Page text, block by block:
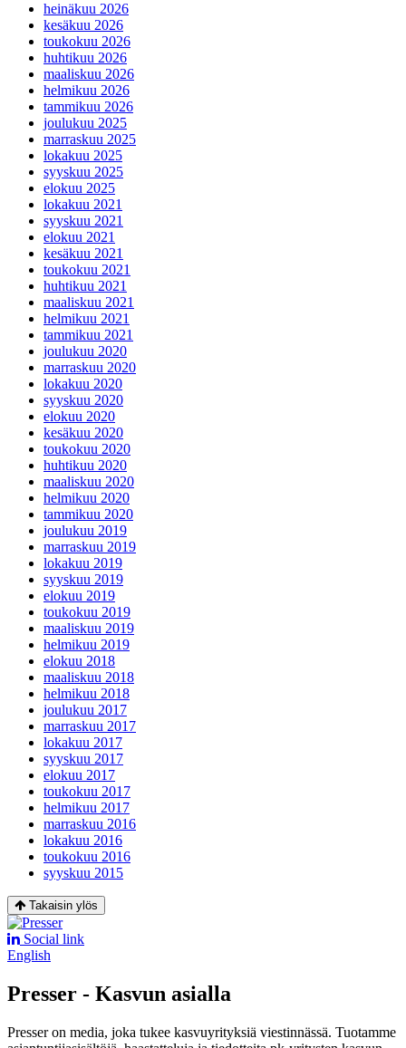
heinäkuu 2026
kesäkuu 2026
toukokuu 2026
huhtikuu 2026
maaliskuu 2026
helmikuu 2026
tammikuu 2026
joulukuu 2025
marraskuu 2025
lokakuu 2025
syyskuu 2025
elokuu 2025
lokakuu 2021
syyskuu 2021
elokuu 2021
kesäkuu 2021
toukokuu 2021
huhtikuu 2021
maaliskuu 2021
helmikuu 2021
tammikuu 2021
joulukuu 2020
marraskuu 2020
lokakuu 2020
syyskuu 2020
elokuu 2020
kesäkuu 2020
toukokuu 2020
huhtikuu 2020
maaliskuu 2020
helmikuu 2020
tammikuu 2020
joulukuu 2019
marraskuu 2019
lokakuu 2019
syyskuu 2019
elokuu 2019
toukokuu 2019
maaliskuu 2019
helmikuu 2019
elokuu 2018
maaliskuu 2018
helmikuu 2018
joulukuu 2017
marraskuu 2017
lokakuu 2017
syyskuu 2017
elokuu 2017
toukokuu 2017
helmikuu 2017
marraskuu 2016
lokakuu 2016
toukokuu 2016
syyskuu 2015
Takaisin ylös
Social link
English
Presser - Kasvun asialla
Presser on media, joka tukee kasvuyrityksiä viestinnässä. Tuotamme